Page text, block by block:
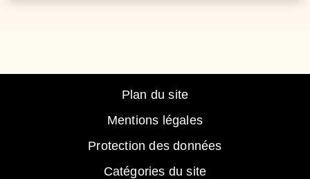
Plan du site
Mentions légales
Protection des données
Catégories du site